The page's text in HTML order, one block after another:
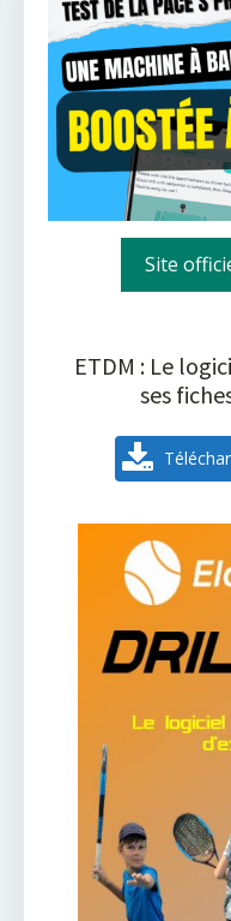
Site
ETDM : Le
ses